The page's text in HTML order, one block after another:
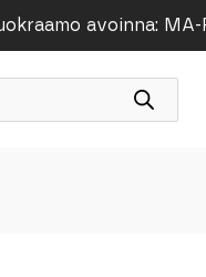
avoinna: MA-